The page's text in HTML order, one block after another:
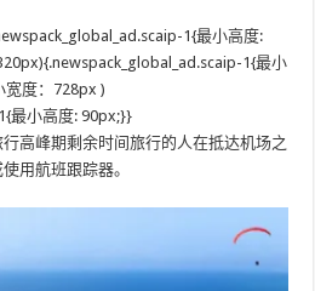
1{最小高度:
1{最小
宽度：728px )
最小高度: 90px;}}
高峰期剩余时间旅行的人在抵达机场之
用航班跟踪器。